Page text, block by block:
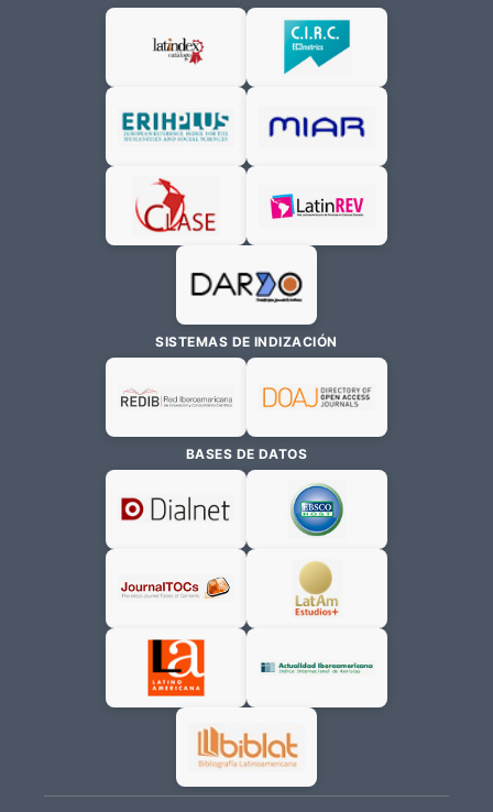
SISTEMAS DE INDIZACIÓN
BASES DE DATOS